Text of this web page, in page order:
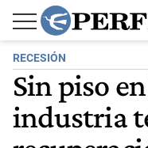
RECESIÓN
Sin piso
industria